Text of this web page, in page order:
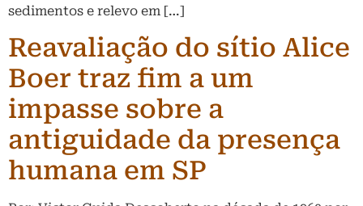
sedimentos e relevo em […]
Reavaliação do sítio Alice
Boer traz fim a um
impasse sobre a
antiguidade da presença
humana em SP